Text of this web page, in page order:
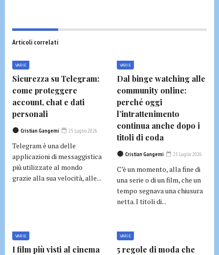
Articoli correlati
VARIE
Sicurezza su Telegram:
come proteggere
account, chat e dati
personali
Cristian Gangemi 25 Luglio 2026
Telegram è una delle
applicazioni di messaggistica
più utilizzate al mondo
grazie alla sua velocità, alle...
VARIE
Dal binge watching alle
community online:
perché oggi
l’intrattenimento
continua anche dopo i
titoli di coda
Cristian Gangemi 25 Luglio 2026
C’è un momento, alla fine di
una serie o di un film, che un
tempo segnava una chiusura
netta. I titoli di...
VARIE
I film più visti al cinema
VARIE
5 regole di moda che